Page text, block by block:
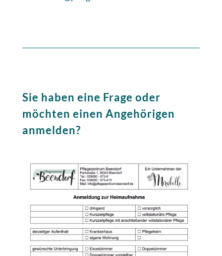
Sie haben eine Frage oder
möchten einen Angehörigen
anmelden?